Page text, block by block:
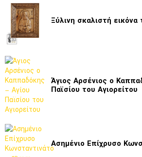
Ξύλινη σκαλιστή εικόνα
Άγιος Αρσένιος ο
Παϊσίου του Αγιορείτου
Ασημένιο Επίχρυσο